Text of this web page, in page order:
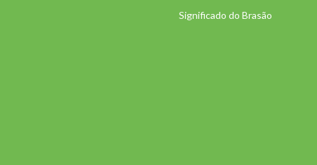
Significado do Brasão